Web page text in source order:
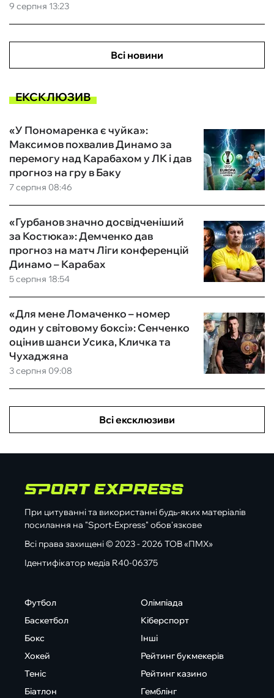
9 серпня 13:23
Всі новини
ЕКСКЛЮЗИВ
7 серпня 08:46
«У Пономаренка є чуйка»:
Максимов похвалив Динамо за
перемогу над Карабахом у ЛК і дав
прогноз на гру в Баку
5 серпня 18:54
«Гурбанов значно досвідченіший
за Костюка»: Демченко дав
прогноз на матч Ліги конференцій
Динамо – Карабах
3 серпня 09:08
«Для мене Ломаченко – номер
один у світовому боксі»: Сенченко
оцінив шанси Усика, Кличка та
Чухаджяна
Всі ексклюзиви
При цитуванні та використанні будь-яких матеріалів
посилання на "Sport-Express" обов'язкове
Всі права захищені © 2023 - 2026 ТОВ «ПМХ»
Ідентифікатор медіа R40-06375
Футбол
Баскетбол
Бокс
Хокей
Теніс
Біатлон
Олімпіада
Кіберспорт
Інші
Рейтинг букмекерів
Рейтинг казино
Гемблінг